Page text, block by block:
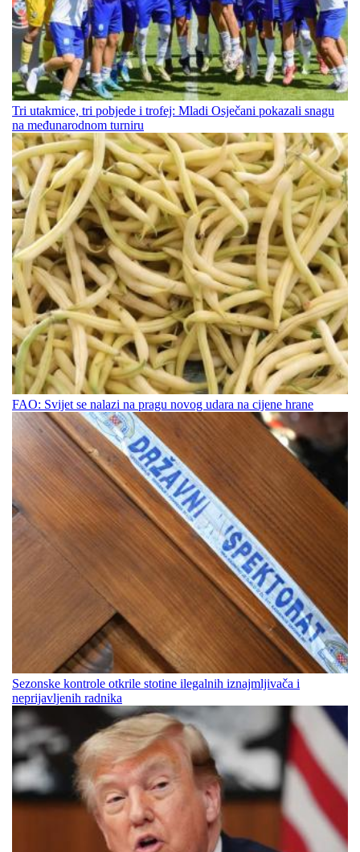
Tri utakmice, tri pobjede i trofej: Mladi Osječani pokazali snagu
na međunarodnom turniru
FAO: Svijet se nalazi na pragu novog udara na cijene hrane
Sezonske kontrole otkrile stotine ilegalnih iznajmljivača i
neprijavljenih radnika